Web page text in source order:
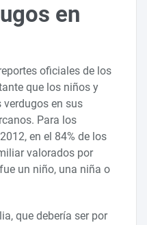
en
oficiales de los
que los niños y
verdugos en sus
Para los
en el 84% de los
valorados por
un niño, una niña o
que debería ser por